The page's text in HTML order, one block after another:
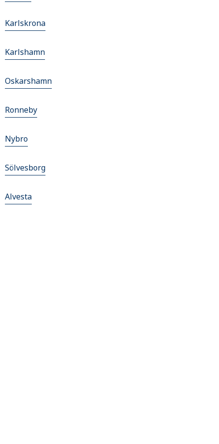
Karlskrona
Karlshamn
Oskarshamn
Ronneby
Nybro
Sölvesborg
Alvesta